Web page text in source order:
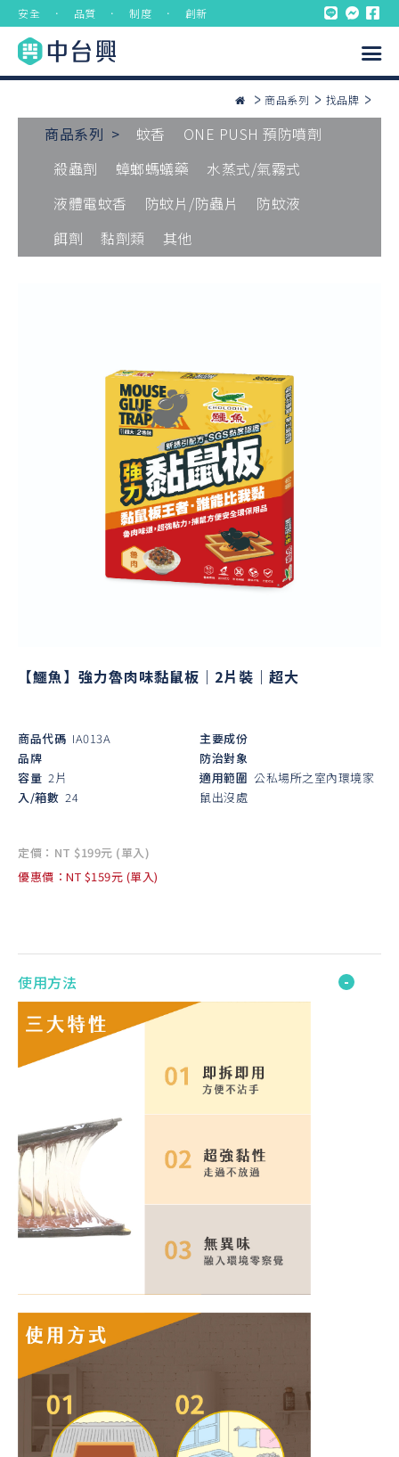
安全 ． 品質 ． 制度 ． 創新
商品系列 找品牌
商品系列 > 蚊香
ONE PUSH 預防噴劑
殺蟲劑
蟑螂螞蟻藥
水蒸式/氣霧式
液體電蚊香
防蚊片/防蟲片
防蚊液
餌劑
黏劑類 其他
【鱷魚】強力魯肉味黏鼠板｜2片裝｜超大
商品代碼 IA013A
品牌
容量 2片
入/箱數 24
主要成份
防治對象
適用範圍 公私場所之室內環境家
鼠出沒處
定價：NT $199元 (單入)
優惠價：NT $159元 (單入)
使用方法